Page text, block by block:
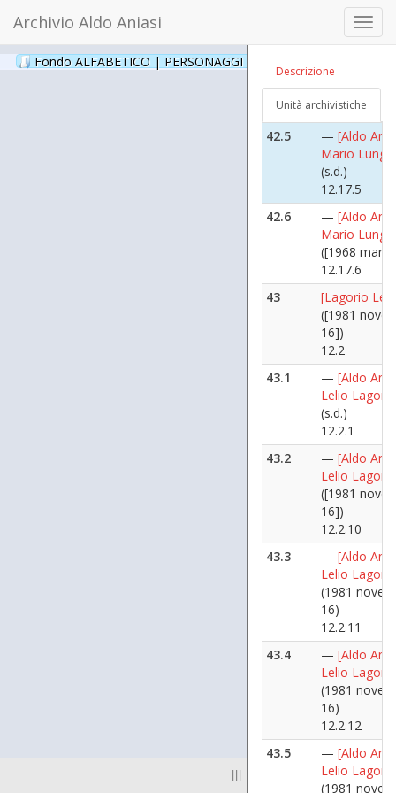
Archivio Aldo Aniasi
Fondo ALFABETICO | PERSONAGGI _ Archivio Fotografico
|||
Descrizione
Unità archivistiche
([1974
12.17.3
Mario
(s.d.)
12.17.4
42.5
— [Aldo
Mario
(s.d.)
12.17.5
42.6
— [Aldo
Mario
([1968
12.17.6
43
[Lagorio
([1981
16])
12.2
43.1
— [Aldo
Lelio
(s.d.)
12.2.1
43.2
— [Aldo
Lelio
([1981
16])
12.2.10
43.3
— [Aldo
Lelio
(1981
16)
12.2.11
43.4
— [Aldo
Lelio
(1981
16)
12.2.12
43.5
— [Aldo
Lelio
(1981